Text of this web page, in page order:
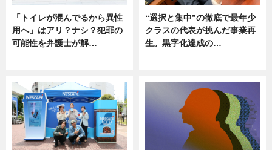
「トイレが混んでるから異性
用へ」はアリ？ナシ？犯罪の
可能性を弁護士が解…
“選択と集中”の徹底で最年少
クラスの代表が挑んだ事業再
生。黒字化達成の…